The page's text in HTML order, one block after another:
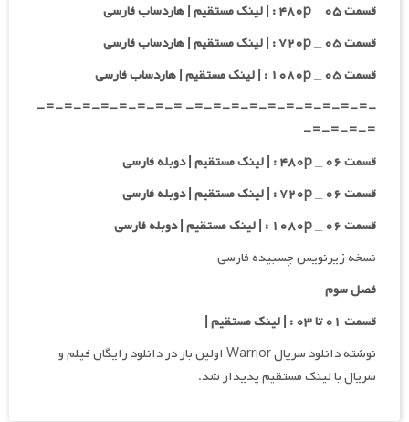
قسمت ۰۵ _ ۴۸۰p : | لینک مستقیم | هاردساب فارسی
قسمت ۰۵ _ ۷۲۰p : | لینک مستقیم | هاردساب فارسی
قسمت ۰۵ _ ۱۰۸۰p : | لینک مستقیم | هاردساب فارسی
-=-=-=-=-=-=-=-=-=-=- =-=-=-=-=-=-=-=-
=-=-=-=-
قسمت ۰۶ _ ۴۸۰p : | لینک مستقیم | دوبله فارسی
قسمت ۰۶ _ ۷۲۰p : | لینک مستقیم | دوبله فارسی
قسمت ۰۶ _ ۱۰۸۰p : | لینک مستقیم | دوبله فارسی
نسخه زیرنویس چسبیده فارسی
فصل سوم
قسمت ۰۱ تا ۰۳ : | لینک مستقیم |
نوشته دانلود سریال Warrior اولین بار در دانلود رایگان فیلم و
سریال با لینک مستقیم پدیدار شد.